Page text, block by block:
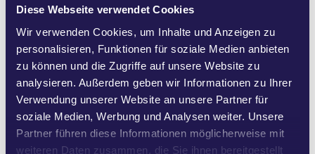
Diese Webseite verwendet Cookies
Wir verwenden Cookies, um Inhalte und Anzeigen zu
personalisieren, Funktionen für soziale Medien anbieten
zu können und die Zugriffe auf unsere Website zu
analysieren. Außerdem geben wir Informationen zu Ihrer
Verwendung unserer Website an unsere Partner für
soziale Medien, Werbung und Analysen weiter. Unsere
Partner führen diese Informationen möglicherweise mit
weiteren Daten zusammen, die Sie ihnen bereitgestellt
immer weiter aus, und kaum jemand weiß davon.
Genau deshalb müssen wir Licht ins Dunkel
bringen. Sonst laufen wir Gefahr, eine
Massenüberwachung einzuführen und Kriege
anzuheizen, während Europa seine Daten und
seine Sicherheit einem US-Konzern ausliefert.
Wenn wiraktiv werden und gegen Palantir
protestieren, können wir die Verantwortlichen